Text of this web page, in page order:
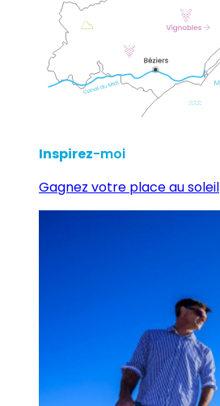
Inspirez-moi
Gagnez votre place au soleil